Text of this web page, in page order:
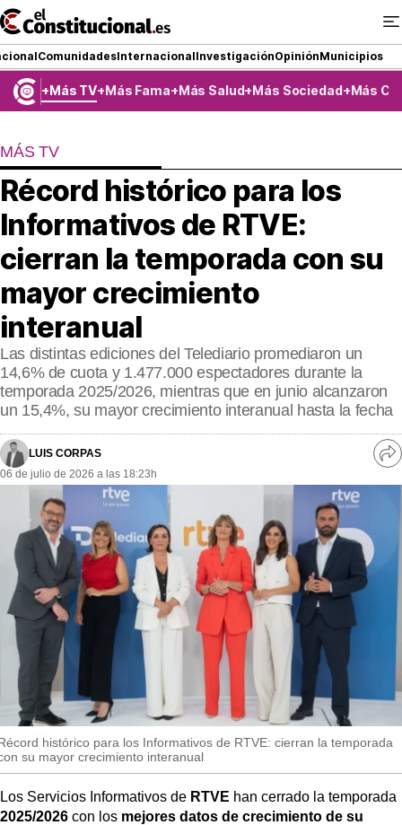
Ir
al
contenido
ComunidadesInternacionalInvestigaciónOpiniónMunicipios
COMUNIDADES
ElConstitucional TV
MásQueTele
ElConstitucional +
MásQueEstilo
MásQuePartidos
MásQueSucesos
MásQueMercados
JuicioExprés
INVESTIGACIÓN
INTERNACIONAL
OPINIÓN
MUNICIPIOS
Más TV Más Fama Más Salud Más Sociedad Más
MÁS TV
Récord histórico para los
Informativos de RTVE:
cierran la temporada con su
mayor crecimiento
interanual
Las distintas ediciones del Telediario promediaron un
14,6% de cuota y 1.477.000 espectadores durante la
temporada 2025/2026, mientras que en junio alcanzaron
un 15,4%, su mayor crecimiento interanual hasta la fecha
LUIS CORPAS
06 de julio de 2026 a las 18:23h
histórico para los Informativos de RTVE: cierran la temporada
su mayor crecimiento interanual
Los Servicios Informativos de RTVE han cerrado la temporada
2025/2026 con los mejores datos de crecimiento de su